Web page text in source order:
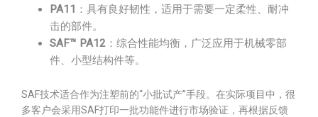
PA11 ：具有良好韧性，适用于需要一定柔性、耐冲
击的部件。
SAF™ PA12 ：综合性能均衡，广泛应用于机械零部
件、小型结构件等。
SAF技术适合作为注塑前的“小批试产”手段。在实际项目中，很
多客户会采用SAF打印一批功能件进行市场验证，再根据反馈